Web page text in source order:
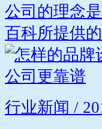
公司的理念
百科所提供
行业新闻 /